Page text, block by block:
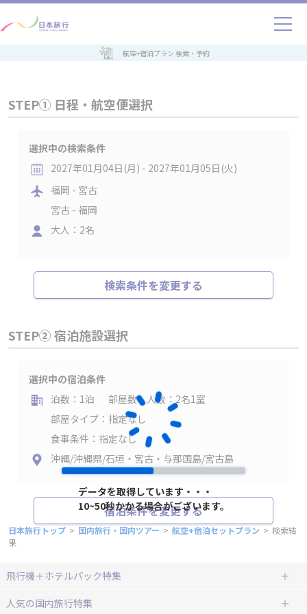
航空+宿泊プラン 検索・予約
データを取得しています・・・
10~50秒かかる場合がございます。
STEP① 日程・航空便選択
選択中の検索条件
2027年01月04日(月) - 2027年01月05日(火)
福岡 - 宮古
宮古 - 福岡
大人：2名
検索条件を変更する
STEP② 宿泊施設選択
選択中の宿泊条件
泊数：1泊
部屋数・人数：2名1室
部屋タイプ：指定なし
食事条件：指定なし
沖縄/沖縄県/石垣・宮古・与那国島/宮古島
宿泊条件を変更する
日本旅行トップ > 国内旅行・国内ツアー > 航空+宿泊セットプラン > 検索結
果
飛行機＋ホテルパック特集
赤い風船ダイナミックパッケージ
ＪＡＬで行く飛行機+ホテルパック
人気の国内旅行特集